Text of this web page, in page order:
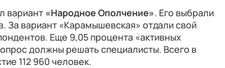
вариант «Народное Ополчение». Его выбрали
За вариант «Карамышевская» отдали свой
Еще 9,05 процента «активных
должны решать специалисты. Всего в
112 960 человек.